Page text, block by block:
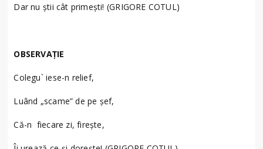
Dar nu ştii cât primeşti! (GRIGORE COTUL)
OBSERVAŢIE
Colegu` iese-n relief,
Luând „scame” de pe şef,
Că-n fiecare zi, fireşte,